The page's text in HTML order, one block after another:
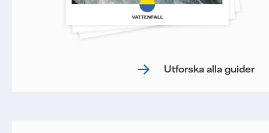
Utforska alla guider